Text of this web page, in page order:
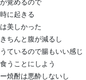
に起きる
美しかった
ちんと腹が減るし
ているので腸もいい感じ
うことにしよう
焼酎は悪酔しないし